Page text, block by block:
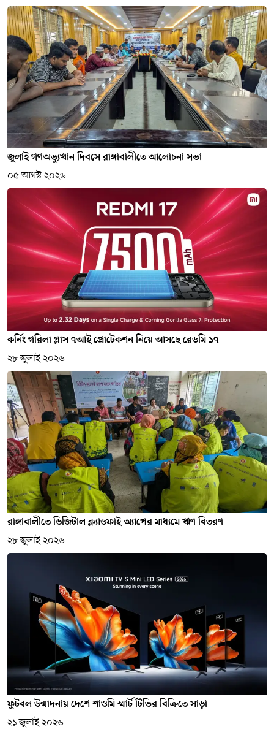
জুলাই গণঅভ্যুত্থান দিবসে রাঙ্গাবালীতে আলোচনা সভা
০৫ আগস্ট ২০২৬
কর্নিং গরিলা গ্লাস ৭আই প্রোটেকশন নিয়ে আসছে রেডমি ১৭
২৮ জুলাই ২০২৬
রাঙ্গাবালীতে ডিজিটাল ক্ল্যাডফাই অ্যাপের মাধ্যমে ঋণ বিতরণ
২৮ জুলাই ২০২৬
ফুটবল উন্মাদনায় দেশে শাওমি স্মার্ট টিভির বিক্রিতে সাড়া
২১ জুলাই ২০২৬